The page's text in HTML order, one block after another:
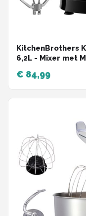
KitchenBrothers
6,2L - Mixer met
€ 84,99